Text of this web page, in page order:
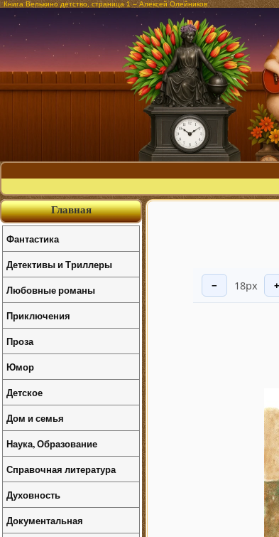
Книга Велькино детство, страница 1 – Алексей Олейников
− 18px +
Главная
Фантастика
Детективы и Триллеры
Любовные романы
Приключения
Проза
Юмор
Детское
Дом и семья
Наука, Образование
Справочная литература
Духовность
Документальная